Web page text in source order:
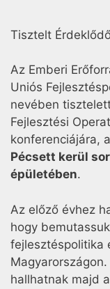
Tisztelt
Az Emberi
Uniós
nevében
Fejlesztési
konferenciájára,
Pécsett kerül
épületében.
Az előző évhez
hogy
fejlesztéspolitika
hallhatnak majd